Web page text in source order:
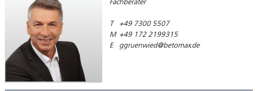
Fachberater
T
+49 7300 5507
M +49 172 2199315
E
ggruenwied@betomax.de